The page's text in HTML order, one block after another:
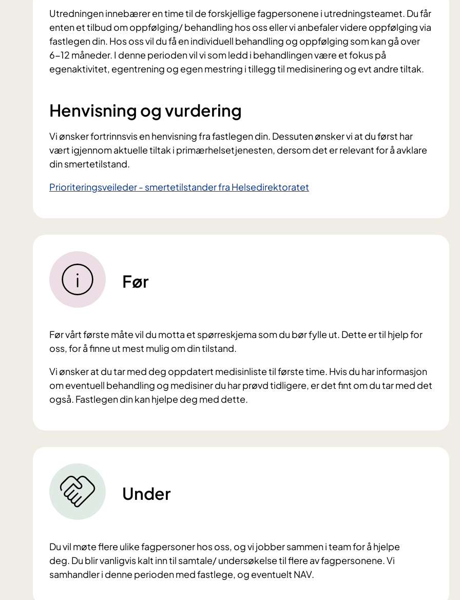
Utredningen innebærer en time til de forskjellige fagpersonene i utredningsteamet. Du får
enten et tilbud om oppfølging/ behandling hos oss eller vi anbefaler videre oppfølging via
fastlegen din. Hos oss vil du få en individuell behandling og oppfølging som kan gå over
6-12 måneder. I denne perioden vil vi som ledd i behandlingen være et fokus på
egenaktivitet, egentrening og egen mestring i tillegg til medisinering og evt andre tiltak.
Henvisning og vurdering
Vi ønsker fortrinnsvis en henvisning fra fastlegen din. Dessuten ønsker vi at du først har
vært igjennom aktuelle tiltak i primærhelsetjenesten, dersom det er relevant for å avklare
din smertetilstand.
Prioriteringsveileder - smertetilstander fra Helsedirektoratet
Før
Før vårt første måte vil du motta et spørreskjema som du bør fylle ut. Dette er til hjelp for
oss, for å finne ut mest mulig om din tilstand.
Vi ønsker at du tar med deg oppdatert medisinliste til første time. Hvis du har informasjon
om eventuell behandling og medisiner du har prøvd tidligere, er det fint om du tar med det
også. Fastlegen din kan hjelpe deg med dette.
Under
Du vil møte flere ulike fagpersoner hos oss, og vi jobber sammen i team for å hjelpe
deg. Du blir vanligvis kalt inn til samtale/ undersøkelse til flere av fagpersonene. Vi
samhandler i denne perioden med fastlege, og eventuelt NAV.